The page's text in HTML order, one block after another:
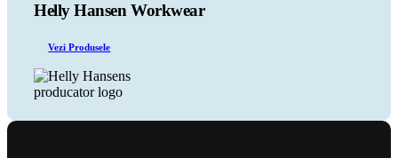
pagina
produsului.
Helly Hansen Workwear
Vezi Produsele